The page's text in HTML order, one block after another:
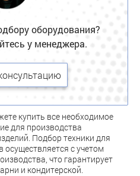
оборудования?
у менеджера.
купить все необходимое
для производства
Подбор техники для
осуществляется с учетом
что гарантирует
и кондитерской.